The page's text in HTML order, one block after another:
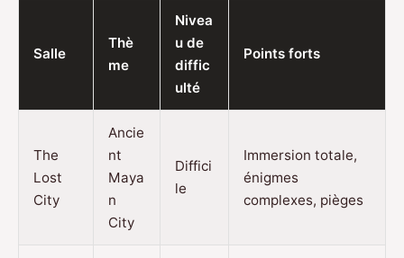
Salle
Thè
me
Nivea
u de
diffic
ulté
Points forts
The
Lost
City
Ancie
nt
Maya
n
City
Diffici
le
Immersion totale,
énigmes
complexes, pièges